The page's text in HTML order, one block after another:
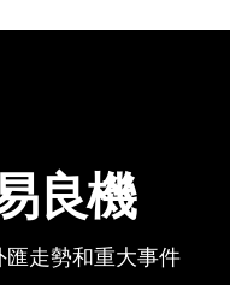
良機
走勢和重大事件